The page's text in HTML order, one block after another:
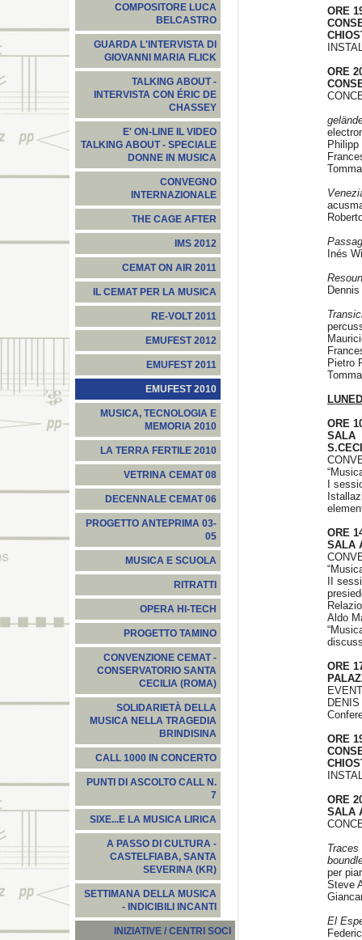
COMPOSITORE LUCA
BELCASTRO
GUARDA L'INTERVISTA DI
GIOVANNI MARIA FLICK
TALKING ABOUT -
INTERVISTA CON ÉRIC DE
CHASSEY
E' ON-LINE IL VIDEO
TALKING ABOUT - SPECIALE
DONNE IN MUSICA
CONVEGNO
INTERNAZIONALE
THE CAGE AFTER
IMS 2012
CEMAT ON AIR 2011
IL CEMAT PER LA MUSICA
RE-VOLT 2011
EMUFEST 2012
EMUFEST 2011
EMUFEST 2010
MUSICA, TECNOLOGIA E
MEMORIA 2010
LA TERRA FERTILE 2010
VETRINA CEMAT 08
DECENNALE CEMAT 06
PROGETTO ANTEPRIMA 03-
05
MUSICA E SCUOLA
RITRATTI
OPERA HI-TECH
PROGETTO TAMINO
CONVENZIONE CEMAT -
CONSERVATORIO SANTA
CECILIA (ROMA)
SOLIDARIETÀ DELLA
MUSICA NELLA TRAGEDIA
BRINDISINA
CALL 1000 IN CONCERTO
PUNTI DI ASCOLTO CALL N.
7
SIXE...E LA MUSICA LIRICA
A PASSO DI CULTURA -
CASTELFIABA, SANTA
SEVERINA (KR)
SETTIMANA DELLA MUSICA
- INDICIBILI INCANTI
INIZIATIVE / CENTRI SOCI
ORE
ORE
Inés
Pietro
ORE
I
ORE
SALA
II
Aldo
ORE
ORE
ORE
SALA
per
Steve
El